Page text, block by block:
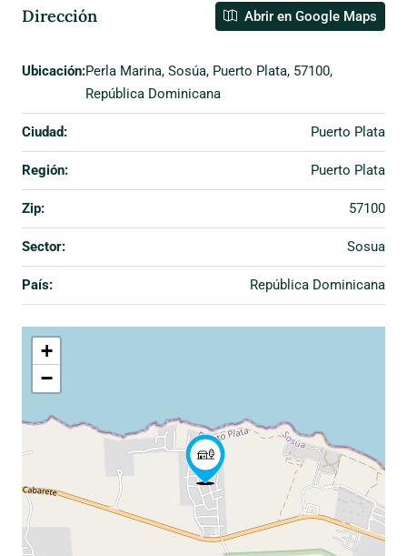
Dirección Abrir en Google Maps
Ubicación:Perla Marina, Sosúa, Puerto Plata, 57100,
República Dominicana
Ciudad: Puerto Plata
Región: Puerto Plata
Zip: 57100
Sector: Sosua
País: República Dominicana
+
−